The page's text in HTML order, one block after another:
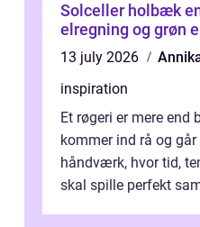
Solceller holbæk en genvej til lavere
elregning og grøn
13 july 2026
inspiration
Et røgeri er mere end
kommer ind rå og
håndværk, hvor tid,
skal spille perfekt